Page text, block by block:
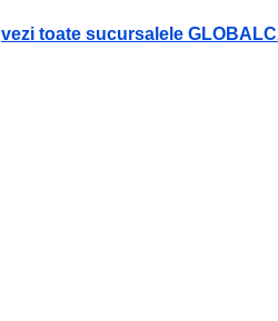
vezi toate sucursalele